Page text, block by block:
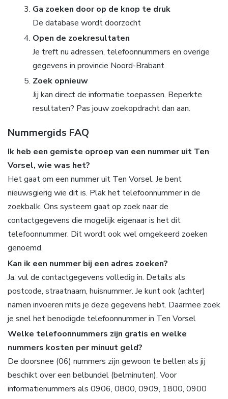
Ga zoeken door op de knop te druk
De database wordt doorzocht
Open de zoekresultaten
Je treft nu adressen, telefoonnummers en overige
gegevens in provincie Noord-Brabant
Zoek opnieuw
Jij kan direct de informatie toepassen. Beperkte
resultaten? Pas jouw zoekopdracht dan aan.
Nummergids FAQ
Ik heb een gemiste oproep van een nummer uit Ten
Vorsel, wie was het?
Het gaat om een nummer uit Ten Vorsel. Je bent
nieuwsgierig wie dit is. Plak het telefoonnummer in de
zoekbalk. Ons systeem gaat op zoek naar de
contactgegevens die mogelijk eigenaar is het dit
telefoonnummer. Dit wordt ook wel omgekeerd zoeken
genoemd.
Kan ik een nummer bij een adres zoeken?
Ja, vul de contactgegevens volledig in. Details als
postcode, straatnaam, huisnummer. Je kunt ook (achter)
namen invoeren mits je deze gegevens hebt. Daarmee zoek
je snel het benodigde telefoonnummer in Ten Vorsel
Welke telefoonnummers zijn gratis en welke
nummers kosten per minuut geld?
De doorsnee (06) nummers zijn gewoon te bellen als jij
beschikt over een belbundel (belminuten). Voor
informatienummers als 0906, 0800, 0909, 1800, 0900